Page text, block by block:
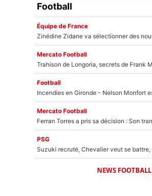
Football
Équipe de France
Mercato Football
Football
Mercato Football
PSG
NEWS FOOTBALL